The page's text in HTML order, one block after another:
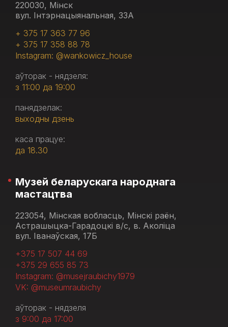
220030, Мінск
вул. Інтэрнацыянальная, 33А
+ 375 17 363 77 96
+ 375 17 358 88 78
Instagram: @wankowicz_house
аўторак - нядзеля:
з 11:00 да 19:00
панядзелак:
выходны дзень
каса працуе:
да 18.30
Музей беларускага народнага
мастацтва
223054, Мінская вобласць, Мінскі раён,
Астрашыцка-Гарадоцкі в/с, в. Аколіца
вул. Іванаўская, 17Б
+375 17 507 44 69
+375 29 655 85 73
Instagram: @musejraubichy1979
VK: @museumraubichy
аўторак - нядзеля
з 9:00 да 17:00